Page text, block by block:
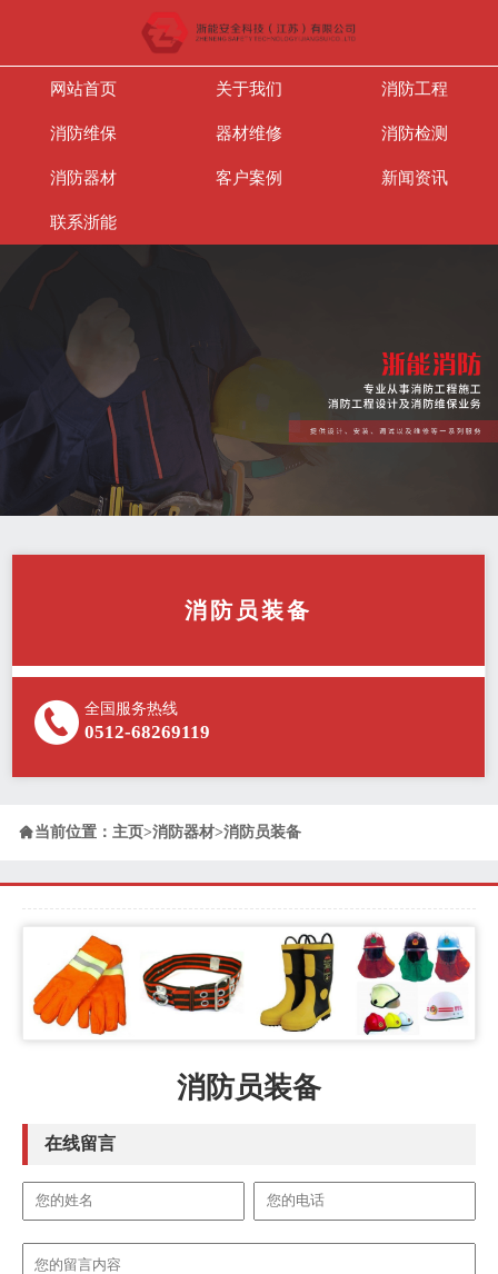
网站首页 关于我们 消防工程
消防维保 器材维修 消防检测
消防器材 客户案例 新闻资讯
联系浙能
消防员装备
全国服务热线
0512-68269119
当前位置： 主页>消防器材>消防员装备
消防员装备
在线留言